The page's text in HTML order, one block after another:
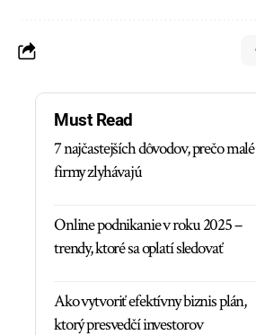
Must Read
7 najčastejších dôvodov, prečo malé
firmy zlyhávajú
Online podnikanie v roku 2025 –
trendy, ktoré sa oplatí sledovať
Ako vytvoriť efektívny biznis plán,
ktorý presvedčí investorov